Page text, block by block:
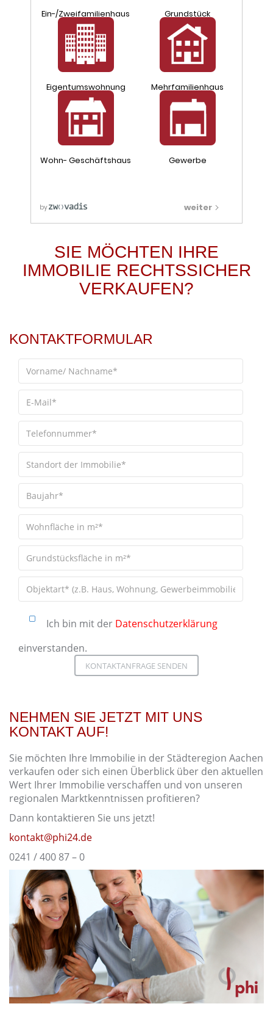
SIE MÖCHTEN IHRE
IMMOBILIE RECHTSSICHER
VERKAUFEN?
KONTAKTFORMULAR
Ich bin mit der Datenschutzerklärung
einverstanden.
NEHMEN SIE JETZT MIT UNS
KONTAKT AUF!
Sie möchten Ihre Immobilie in der Städteregion Aachen
verkaufen oder sich einen Überblick über den aktuellen
Wert Ihrer Immobilie verschaffen und von unseren
regionalen Marktkenntnissen profitieren?
Dann kontaktieren Sie uns jetzt!
kontakt@phi24.de
0241 / 400 87 – 0